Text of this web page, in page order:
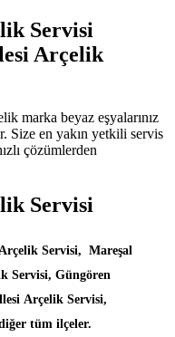
Servisi
Arçelik
marka beyaz eşyalarınız
Size en yakın yetkili servis
çözümlerden
Servisi
Servisi, Mareşal
Servisi, Güngören
Arçelik Servisi,
tüm ilçeler.